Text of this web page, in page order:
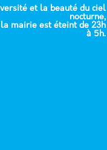
et la beauté du ciel
nocturne,
la mairie est éteint de 23h
à 5h.